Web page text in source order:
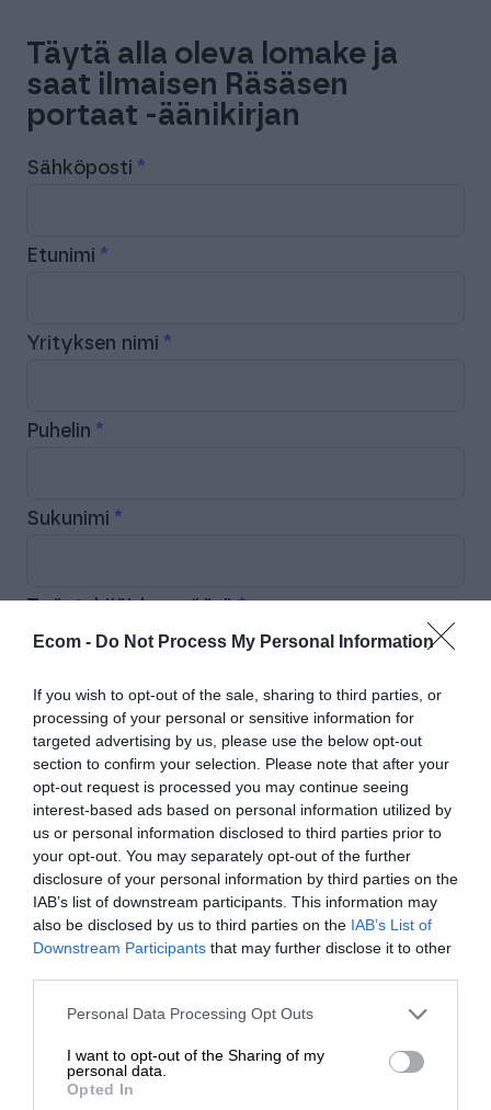
Ecom - Do Not Process My Personal Information
If you wish to opt-out of the sale, sharing to third parties, or
processing of your personal or sensitive information for
targeted advertising by us, please use the below opt-out
section to confirm your selection. Please note that after your
opt-out request is processed you may continue seeing
interest-based ads based on personal information utilized by
us or personal information disclosed to third parties prior to
your opt-out. You may separately opt-out of the further
disclosure of your personal information by third parties on the
IAB’s list of downstream participants. This information may
also be disclosed by us to third parties on the IAB’s List of
Downstream Participants that may further disclose it to other
Please note that this website/app uses one or more Google
not limited to your visit or usage behaviour. You may click to
grant or deny consent to Google and its third-party tags to
use your data for below specified purposes in below Google
Personal Data Processing Opt Outs
I want to opt-out of the Sharing of my
personal data.
Opted In
Täytä alla oleva lomake ja
saat ilmaisen Räsäsen
portaat -äänikirjan
Sähköposti
Etunimi
Yrityksen nimi
Puhelin
Sukunimi
Työntekijöiden määrä
Lähetä
Ecom Oy käsittelee henkilötietojasi tietosuojaselosteen
mukaisesti ja voi olla yhteydessä sinuun esimerkiksi
sähköpostitse ja/tai puhelimitse.
Tutustutietosuojaselosteeseen.